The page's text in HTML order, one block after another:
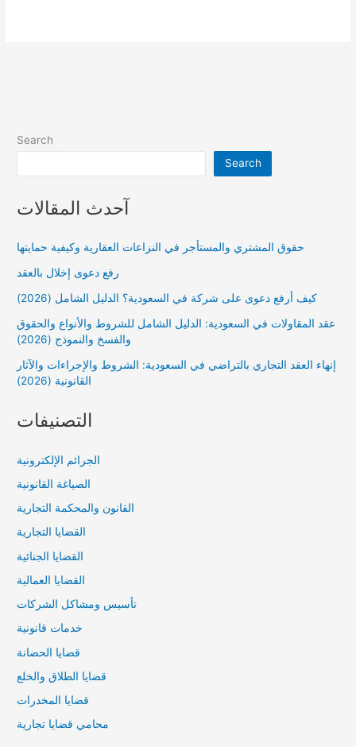
Search
Search
آحدث المقالات
حقوق المشتري والمستأجر في النزاعات العقارية وكيفية حمايتها
رفع دعوى إخلال بالعقد
كيف أرفع دعوى على شركة في السعودية؟ الدليل الشامل (2026)
عقد المقاولات في السعودية: الدليل الشامل للشروط والأنواع والحقوق
والفسخ والنموذج (2026)
إنهاء العقد التجاري بالتراضي في السعودية: الشروط والإجراءات والآثار
القانونية (2026)
التصنيفات
الجرائم الإلكترونية
الصياغة القانونية
القانون والمحكمة التجارية
القضايا التجارية
القضايا الجنائية
القضايا العمالية
تأسيس ومشاكل الشركات
خدمات قانونية
قضايا الحضانة
قضايا الطلاق والخلع
قضايا المخدرات
محامي قضايا تجارية